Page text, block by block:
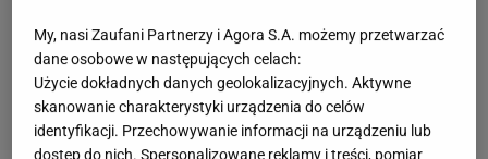
My, nasi Zaufani Partnerzy i Agora S.A. możemy przetwarzać
dane osobowe w następujących celach:
Użycie dokładnych danych geolokalizacyjnych. Aktywne
skanowanie charakterystyki urządzenia do celów
identyfikacji. Przechowywanie informacji na urządzeniu lub
dostęp do nich. Spersonalizowane reklamy i treści, pomiar